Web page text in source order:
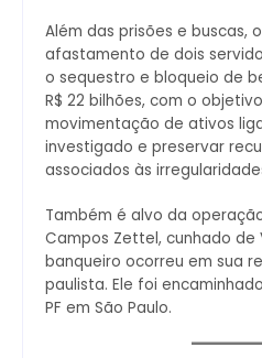
Além das prisões e buscas,
afastamento de dois
o sequestro e bloqueio de
R$ 22 bilhões, com o
movimentação de ativos
investigado e preservar
associados às
Também é alvo da
Campos Zettel, cunhado
banqueiro ocorreu em sua
paulista. Ele foi
PF em São Paulo.